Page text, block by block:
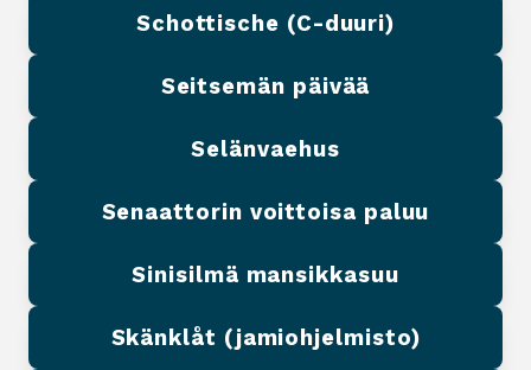
Schottische (C-duuri)
Seitsemän päivää
Selänvaehus
Senaattorin voittoisa paluu
Sinisilmä mansikkasuu
Skänklåt (jamiohjelmisto)